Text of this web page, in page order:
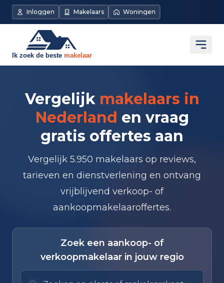
Inloggen Makelaars Woningen
Vergelijk makelaars in
Nederland en vraag
gratis offertes aan
Vergelijk 5.950 makelaars op reviews,
tarieven en dienstverlening en ontvang
vrijblijvend verkoop- of
aankoopmakelaaroffertes.
Zoek een aankoop- of
verkoopmakelaar in jouw regio
Zoek op plaats of makelaarskantoor
Typ om te zoeken. Gebruik pijl omlaag en pijl